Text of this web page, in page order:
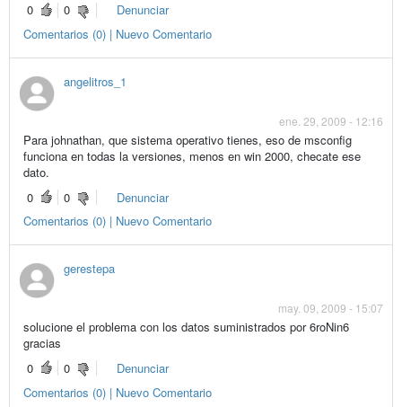
0
0
Denunciar
Comentarios (0) | Nuevo Comentario
angelitros_1
ene. 29, 2009 - 12:16
Para johnathan, que sistema operativo tienes, eso de msconfig
funciona en todas la versiones, menos en win 2000, checate ese
dato.
0
0
Denunciar
Comentarios (0) | Nuevo Comentario
gerestepa
may. 09, 2009 - 15:07
solucione el problema con los datos suministrados por 6roNin6
gracias
0
0
Denunciar
Comentarios (0) | Nuevo Comentario